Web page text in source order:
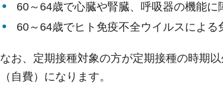
60～64歳で心臓や腎臓、呼吸器の機能
60～64歳でヒト免疫不全ウイルスによ
なお、定期接種対象の方が定期接種の時期
（自費）になります。